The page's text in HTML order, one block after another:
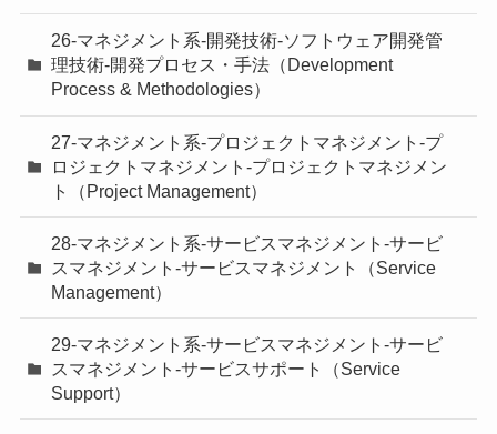
26-マネジメント系-開発技術-ソフトウェア開発管
理技術-開発プロセス・手法（Development
Process & Methodologies）
27-マネジメント系-プロジェクトマネジメント-プ
ロジェクトマネジメント-プロジェクトマネジメン
ト（Project Management）
28-マネジメント系-サービスマネジメント-サービ
スマネジメント-サービスマネジメント（Service
Management）
29-マネジメント系-サービスマネジメント-サービ
スマネジメント-サービスサポート（Service
Support）